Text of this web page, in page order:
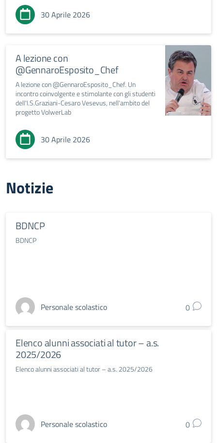
30 Aprile 2026
A lezione con
@GennaroEsposito_Chef
A lezione con @GennaroEsposito_Chef. Un
incontro coinvolgente e stimolante con gli studenti
dell'I.S.Graziani-Cesaro Vesevus, nell'ambito del
progetto VolwerLab
30 Aprile 2026
Notizie
BDNCP
BDNCP
Personale scolastico 0
Elenco alunni associati al tutor – a.s.
2025/2026
Elenco alunni associati al tutor – a.s. 2025/2026
Personale scolastico 0